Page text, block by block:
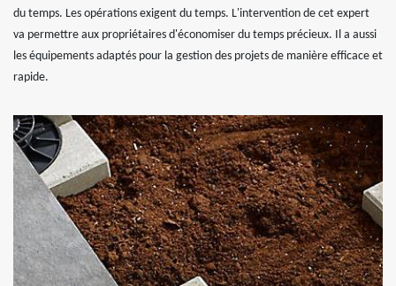
du temps. Les opérations exigent du temps. L'intervention de cet expert
va permettre aux propriétaires d'économiser du temps précieux. Il a aussi
les équipements adaptés pour la gestion des projets de manière efficace et
rapide.